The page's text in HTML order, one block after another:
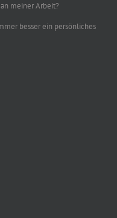
meiner Arbeit?
besser ein persönliches